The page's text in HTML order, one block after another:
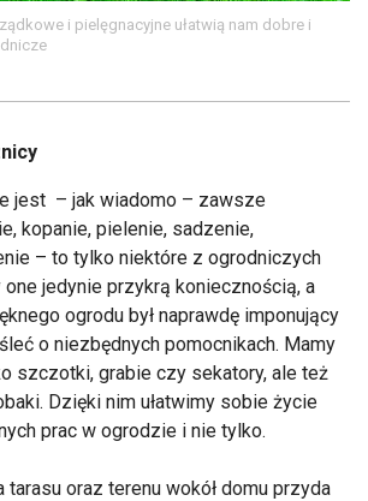
i pielęgnacyjne ułatwią nam dobre i
jest – jak wiadomo – zawsze
kopanie, pielenie, sadzenie,
– to tylko niektóre z ogrodniczych
one jedynie przykrą koniecznością, a
ogrodu był naprawdę imponujący
o niezbędnych pomocnikach. Mamy
szczotki, grabie czy sekatory, ale też
Dzięki nim ułatwimy sobie życie
prac w ogrodzie i nie tylko.
tarasu oraz terenu wokół domu przyda